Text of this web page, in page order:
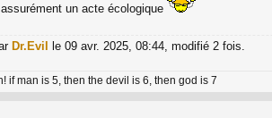
un acte écologique
Dr.Evil le 09 avr. 2025, 08:44, modifié 2 fois.
if man is 5, then the devil is 6, then god is 7